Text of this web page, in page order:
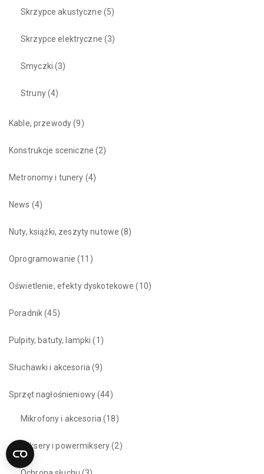
Skrzypce akustyczne (5)
Skrzypce elektryczne (3)
Smyczki (3)
Struny(4)
Kable, przewody(9)
Konstrukcje sceniczne (2)
Metronomy i tunery (4)
News (4)
Nuty, książki, zeszyty nutowe (8)
Oprogramowanie (11)
Oświetlenie, efekty dyskotekowe (10)
Poradnik(45)
Pulpity, batuty, lampki (1)
Słuchawki i akcesoria (9)
Sprzęt nagłośnieniowy(44)
Mikrofony i akcesoria (18)
Miksery i powermiksery(2)